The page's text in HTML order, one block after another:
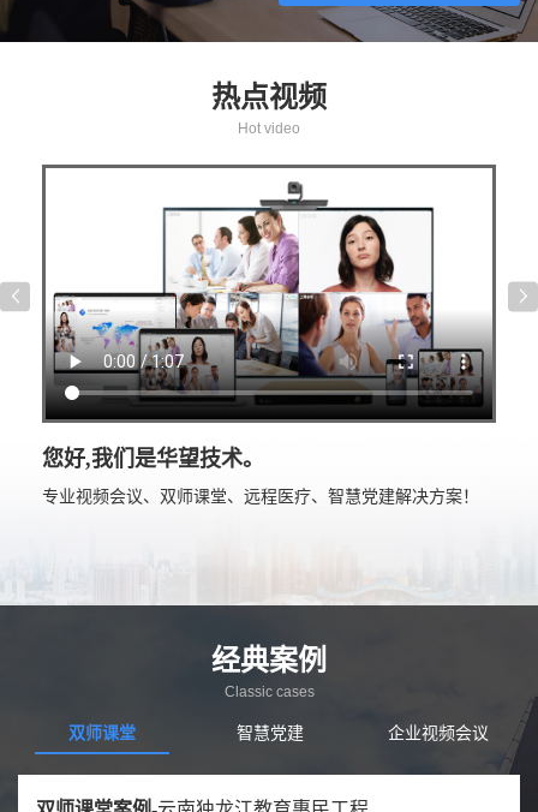
热点视频
Hot video
您好,我们是华望技术。
专业视频会议、双师课堂、远程医疗、智慧党建解决方案！
经典案例
Classic cases
双师课堂 智慧党建 企业视频会议